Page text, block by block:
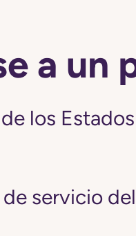
a un
los
servicio